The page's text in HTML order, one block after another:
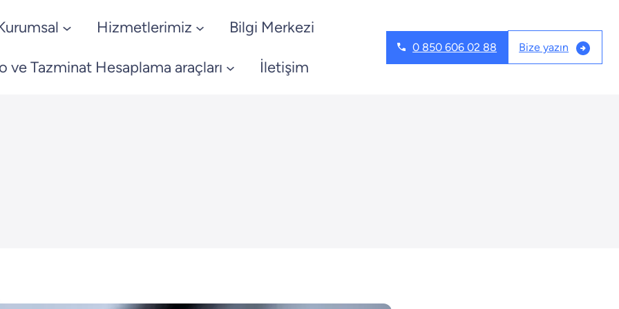
Hizmetlerimiz Bilgi Merkezi
ve Tazminat Hesaplama araçları İletişim
0 850 606 02 88 Bize yazın